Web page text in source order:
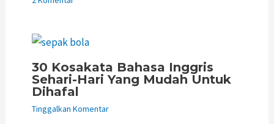
30 Kosakata Bahasa Inggris
Sehari-Hari Yang Mudah Untuk
Dihafal
Tinggalkan Komentar